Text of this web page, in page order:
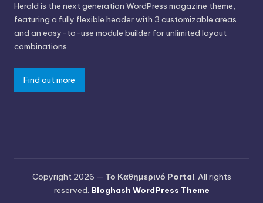
Herald is the next generation WordPress magazine theme,
featuring a fully flexible header with 3 customizable areas
and an easy-to-use module builder for unlimited layout
combinations
Find out more
Copyright 2026 — Το Καθημερινό Portal. All rights
reserved. Bloghash WordPress Theme